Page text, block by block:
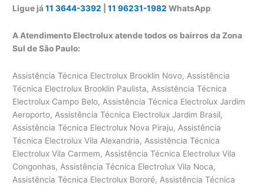
Ligue já11 3644-3392 |11 96231-1982 WhatsApp
A Atendimento Electrolux atende todos os bairros da Zona
Sul de São Paulo:
Assistência Técnica Electrolux Brooklin Novo, Assistência Técnica Electrolux Brooklin Paulista, Assistência Técnica Electrolux Campo Belo, Assistência Técnica Electrolux Jardim Aeroporto, Assistência Técnica Electrolux Jardim Brasil, Assistência Técnica Electrolux Nova Piraju, Assistência Técnica Electrolux Vila Alexandria, Assistência Técnica Electrolux Vila Carmem, Assistência Técnica Electrolux Vila Congonhas, Assistência Técnica Electrolux Vila Noca, Assistência Técnica Electrolux Bororé, Assistência Técnica Electrolux Cantinho do Céu, Assistência Técnica Electrolux Chácara Cocaia, Assistência Técnica Electrolux Chácara das Corujas, Assistência Técnica Electrolux Chácara do Sol, Assistência Técnica Electrolux Chácara Gaivotas, Assistência Técnica Electrolux Chácara Lagoinha, Assistência Técnica Electrolux Chácara Santo Amaro, Assistência Técnica Electrolux Cidade Luz, Assistência Técnica Electrolux Cipó do Meio, Assistência Técnica Electrolux Colônia, Assistência Técnica Electrolux Grajaú, Assistência Técnica Electrolux Jardim Almeida Prado, Assistência Técnica Electrolux Jardim Alvorada, Assistência Técnica Electrolux Jardim Arco-íris, Assistência Técnica Electrolux Jardim Belcito, Assistência Técnica Electrolux Jardim Borba Gato, Assistência Técnica Electrolux Jardim Campinas, Assistência Técnica Electrolux Jardim Castro Alves, Assistência Técnica Electrolux Jardim das Pedras, Assistência Técnica Electrolux Jardim dos Manacás, Assistência Técnica Electrolux Jardim Edda, Assistência Técnica Electrolux Jardim Edi, Assistência Técnica Electrolux Jardim Eliana, Assistência Técnica Electrolux Jardim Ellus, Assistência Técnica Electrolux Jardim Icaraí, Assistência Técnica Electrolux Jardim Itajaí, Assistência Técnica Electrolux Jardim Itatiáia, Assistência Técnica Electrolux Jardim Jaú, Assistência Técnica Electrolux Jardim Labitary, Assistência Técnica Electrolux Jardim Lucélia, Assistência Técnica Electrolux Jardim Marilda, Assistência Técnica Electrolux Jardim Marisa, Assistência Técnica Electrolux Jardim Mirna, Assistência Técnica Electrolux Jardim Monte Alegre, Assistência Técnica Electrolux Jardim Myrna, Assistência Técnica Electrolux Jardim Myrna II, Assistência Técnica Electrolux Jardim Noronha, Assistência Técnica Electrolux Jardim Nossa Senhora Aparecida, Assistência Técnica Electrolux Jardim Nova Tereza, Assistência Técnica Electrolux Jardim Novo Horizonte, Assistência Técnica Electrolux Jardim Novo Jaú, Assistência Técnica Electrolux Jardim Novo Lar, Assistência Técnica Electrolux Jardim Orbam, Assistência Técnica Electrolux Jardim Planalto, Assistência Técnica Electrolux Jardim Recanto do Sol, Assistência Técnica Electrolux Jardim Reimberg, Assistência Técnica Electrolux Jardim Sabiá, Assistência Técnica Electrolux Jardim Sabiá II, Assistência Técnica Electrolux Jardim Salinas, Assistência Técnica Electrolux Jardim Samara, Assistência Técnica Electrolux Jardim Samas, Assistência Técnica Electrolux Jardim Santa Bárbara, Assistência Técnica Electrolux Jardim Santa Fé, Assistência Técnica Electrolux Jardim Santa Francisca, Assistência Técnica Electrolux Jardim Santa Francisca Cabrini, Assistência Técnica Electrolux Jardim Santa Tereza, Assistência Técnica Electrolux Jardim São Bernardo, Assistência Técnica Electrolux Jardim São Judas Tadeu, Assistência Técnica Electrolux Jardim São Pedro, Assistência Técnica Electrolux Jardim São Remo, Assistência Técnica Electrolux Jardim Shangrilá, Assistência Técnica Electrolux Jardim Sipramar, Assistência Técnica Electrolux Jardim Tanay, Assistência Técnica Electrolux Jardim Três Corações, Assistência Técnica Electrolux Jardim Varginha, Assistência Técnica Electrolux Jardim Zilda, Assistência Técnica Electrolux Parada Cinquenta e Sete, Assistência Técnica Electrolux Parque América, Assistência Técnica Electrolux Parque Brasil, Assistência Técnica Electrolux Parque Cocaia, Assistência Técnica Electrolux Parque Deizy, Assistência Técnica Electrolux Parque Grajaú, Assistência Técnica Electrolux Parque Manacá, Assistência Técnica Electrolux Parque Novo Grajaú, Assistência Técnica Electrolux Parque Planalto, Assistência Técnica Electrolux Parque Residencial Cocaia, Assistência Técnica Electrolux Parque Residencial dos Lagos, Assistência Técnica Electrolux Parque São José, Assistência Técnica Electrolux Parque São Miguel, Assistência Técnica Electrolux Parque São Paulo, Assistência Técnica Electrolux Parque Shangrilá, Assistência Técnica Electrolux Recanto Marisa, Assistência Técnica Electrolux Residencial Palmares, Assistência Técnica Electrolux Sítio Cocaia, Assistência Técnica Electrolux Toca do Tatu, Assistência Técnica Electrolux Vila Brasília, Assistência Técnica Electrolux Vila Morais Prado, Assistência Técnica Electrolux Vila Narciso, Assistência Técnica Electrolux Vila Nascente, Assistência Técnica Electrolux Vila Natal, Assistência Técnica Electrolux Ibirapuera, Assistência Técnica Electrolux Indianópolis, Assistência Técnica Electrolux Jardim Luzitânia, Assistência Técnica Electrolux Jardim Novo Mundo, Assistência Técnica Electrolux Moema, Assistência Técnica Electrolux Parque Ibirapuera, Assistência Técnica Electrolux Vila Nova Conceição, Assistência Técnica Electrolux Vila Uberabinha, Assistência Técnica Electrolux Jardim Aurélia, Assistência Técnica Electrolux Jardim da Glória, Assistência Técnica Electrolux Jardim Glória, Assistência Técnica Electrolux Jardim Vila Mariana, Assistência Técnica Electrolux Paraíso, Assistência Técnica Electrolux Vila Clementino, Assistência Técnica Electrolux Vila Mariana, Assistência Técnica Electrolux Campininha, Assistência Técnica Electrolux Campo Grande, Assistência Técnica Electrolux Conjunto Residencial Sabará, Assistência Técnica Electrolux Jardim Alva, Assistência Técnica Electrolux Jardim Anhanguera, Assistência Técnica Electrolux Jardim Bélgica, Assistência Técnica Electrolux Jardim Campo Grande, Assistência Técnica Electrolux Jardim Consórcio, Assistência Técnica Electrolux Jardim da Campina, Assistência Técnica Electrolux Jardim Diomar, Assistência Técnica Electrolux Jardim do Carmo, Assistência Técnica Electrolux Jardim dos Prados, Assistência Técnica Electrolux Jardim Ernestina, Assistência Técnica Electrolux Jardim Jua, Assistência Técnica Electrolux Jardim Luanda, Assistência Técnica Electrolux Jardim Marajoara, Assistência Técnica Electrolux Jardim Palmares, Assistência Técnica Electrolux Jardim Sabará, Assistência Técnica Electrolux Jardim Santa Cruz, Assistência Técnica Electrolux Jardim Taquaral, Assistência Técnica Electrolux Jardim Ubirajara, Assistência Técnica Electrolux Jardim Umuarama, Assistência Técnica Electrolux Jurubatuba, Assistência Técnica Electrolux Parque Residencial Júlia, Assistência Técnica Electrolux Usina Piratininga, Assistência Técnica Electrolux Vila Águeda, Assistência Técnica Electrolux Vila Almeida, Assistência Técnica Electrolux Vila Anhanguera, Assistência Técnica Electrolux Vila Arriete, Assistência Técnica Electrolux Vila Baby, Assistência Técnica Electrolux Vila Campo Grande, Assistência Técnica Electrolux Vila do Castelo, Assistência Técnica Electrolux Vila Emir, Assistência Técnica Electrolux Vila Gea, Assistência Técnica Electrolux Vila Isa, Assistência Técnica Electrolux Vila Santana, Assistência Técnica Electrolux Vila São Pedro, Assistência Técnica Electrolux Vila Sofia, Assistência Técnica Electrolux Chácara Pirajussara, Assistência Técnica Electrolux Horto do Ipê, Assistência Técnica Electrolux Jardim Ana Maria, Assistência Técnica Electrolux Jardim Bom Refúgio, Assistência Técnica Electrolux Jardim Campo Limpo, Assistência Técnica Electrolux Jardim Catanduva, Assistência Técnica Electrolux Jardim Elisa, Assistência Técnica Electrolux Jardim Elizabeth, Assistência Técnica Electrolux Jardim Faria Lima, Assistência Técnica Electrolux Jardim Helga, Assistência Técnica Electrolux Jardim Ingá, Assistência Técnica Electrolux Jardim Iracema, Assistência Técnica Electrolux Jardim Itamaraty, Assistência Técnica Electrolux Jardim Jamaica, Assistência Técnica Electrolux Jardim Laranjal, Assistência Técnica Electrolux Jardim Leme, Assistência Técnica Electrolux Jardim Leônidas Moreira, Assistência Técnica Electrolux Jardim Marcelo, Assistência Técnica Electrolux Jardim Maria Duarte, Assistência Técnica Electrolux Jardim Maria Sampaio, Assistência Técnica Electrolux Jardim Maria Virgínia, Assistência Técnica Electrolux Jardim Martinica, Assistência Técnica Electrolux Jardim Mitsutani, Assistência Técnica Electrolux Jardim Nadir, Assistência Técnica Electrolux Jardim Olinda, Assistência Técnica Electrolux Jardim Paris, Assistência Técnica Electrolux Jardim Piracuama, Assistência Técnica Electrolux Jardim Pirajussara, Assistência Técnica Electrolux Jardim Prestes Maia, Assistência Técnica Electrolux Jardim São Januário, Assistência Técnica Electrolux Jardim São Mateus, Assistência Técnica Electrolux Jardim São Roque, Assistência Técnica Electrolux Jardim Umarizal, Assistência Técnica Electrolux Jardim Umuarama, Assistência Técnica Electrolux Parque Arariba, Assistência Técnica Electrolux Parque Esmeralda, Assistência Técnica Electrolux Parque Flamengo, Assistência Técnica Electrolux Parque Jardim Mirassol, Assistência Técnica Electrolux Parque Munhoz, Assistência Técnica Electrolux Parque Rebouças, Assistência Técnica Electrolux Parque Regina, Assistência Técnica Electrolux Pirajussara, Assistência Técnica Electrolux Residencial Morumbi, Assistência Técnica Electrolux Umarizal, Assistência Técnica Electrolux Vila Alteza, Assistência Técnica Electrolux Vila América, Assistência Técnica Electrolux Vila Anália, Assistência Técnica Electrolux Vila Brasil, Assistência Técnica Electrolux Vila Carioca, Assistência Técnica Electrolux Vila França, Assistência Técnica Electrolux Vila Nova Pirajussara, Assistência Técnica Electrolux Vila Pirajussara, Assistência Técnica Electrolux Vila Rica, Assistência Técnica Electrolux Capão Redondo, Assistência Técnica Electrolux Capelinha, Assistênci